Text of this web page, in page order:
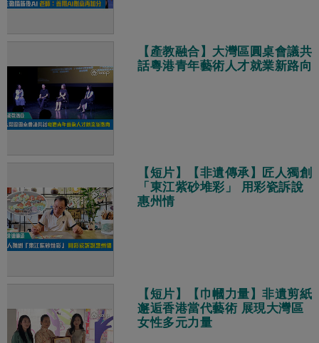
【產教融合】大灣區圓桌會議共
話粵港青年藝術人才就業新路向
【短片】【非遺傳承】匠人獨創
「東江紫砂堆彩」 用彩瓷訴說
惠州情
【短片】【巾幗力量】非遺剪紙
邂逅香港當代藝術 展現大灣區
女性多元力量